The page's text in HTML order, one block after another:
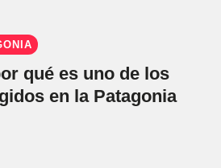
qué es uno de los
en la Patagonia